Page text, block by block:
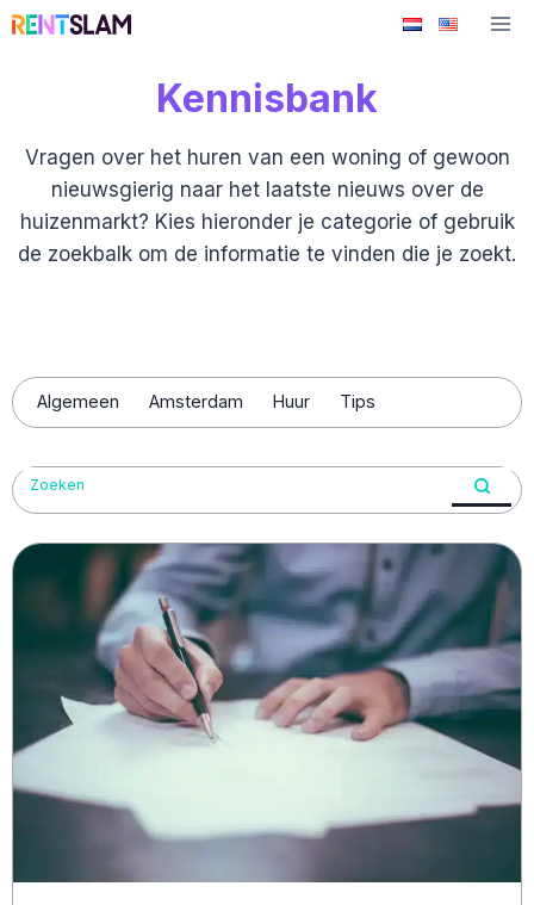
Ga
Kennisbank
Vragen over het huren van een woning of gewoon
nieuwsgierig naar het laatste nieuws over de
huizenmarkt? Kies hieronder je categorie of gebruik
de zoekbalk om de informatie te vinden die je zoekt.
Algemeen Amsterdam Huur Tips